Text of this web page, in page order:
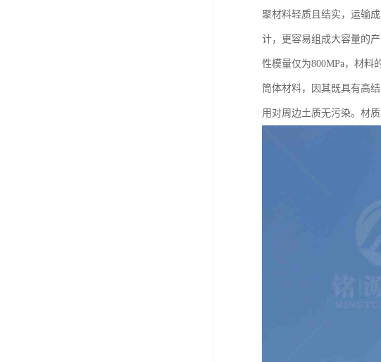
聚材料轻质且结实，运输
计，更容易组成大容量的
性模量仅为800MPa，材料
筒体材料，因其既具有高
用对周边土质无污染。材